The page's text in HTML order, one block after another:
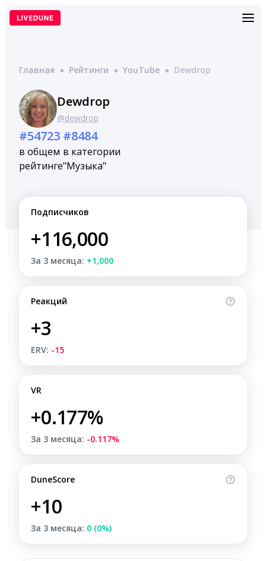
Перейти
Главная ● Рейтинги ● YouTube ● Dewdrop
Dewdrop
@dewdrop
#54723
в общем
рейтинге
#8484
в категории
"Музыка"
Подписчиков
+116,000
За 3 месяца: +1,000
Реакций
+3
ERV: -15
VR
+0.177%
За 3 месяца: -0.117%
DuneScore
+10
За 3 месяца: 0 (0%)